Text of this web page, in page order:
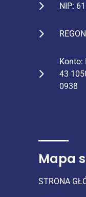
NIP:
Konto:
43
0938
Mapa
STRONA